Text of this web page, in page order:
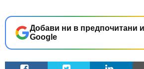
Добави ни в предпочитани
Google